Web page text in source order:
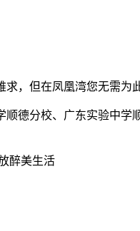
求，但在凤凰湾您无需为
顺德分校、广东实验中学
醉美生活